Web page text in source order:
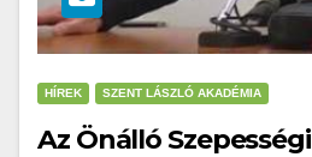
HÍREK SZENT LÁSZLÓ AKADÉMIA
Az Önálló Szepességi